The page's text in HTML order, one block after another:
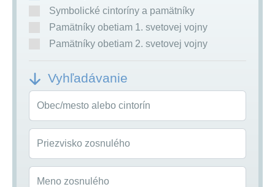
Symbolické cintoríny a pamätníky
Pamätníky obetiam 1. svetovej vojny
Pamätníky obetiam 2. svetovej vojny
Vyhľadávanie
Obec/mesto alebo cintorín
Priezvisko zosnulého
Meno zosnulého